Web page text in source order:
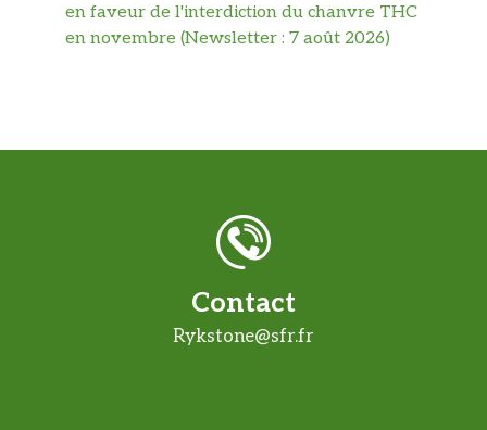
en faveur de l'interdiction du chanvre THC
en novembre (Newsletter : 7 août 2026)
Contact
Rykstone@sfr.fr